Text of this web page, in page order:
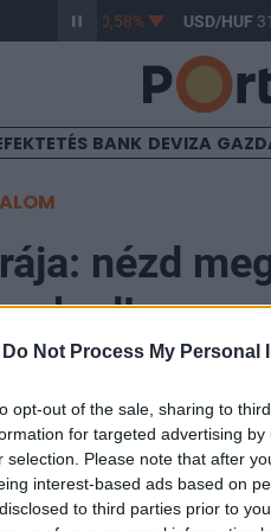
Do Not Process My Personal
opt-out of the sale, sharing to
for targeted advertising
selection. Please note that after
interest-based ads based on
to third parties prior to
363,30 -0,58% USD/HUF
BANK DEVIZA
nézd
EU annak a vizsgálatnak
a kontinens bankjai. Az